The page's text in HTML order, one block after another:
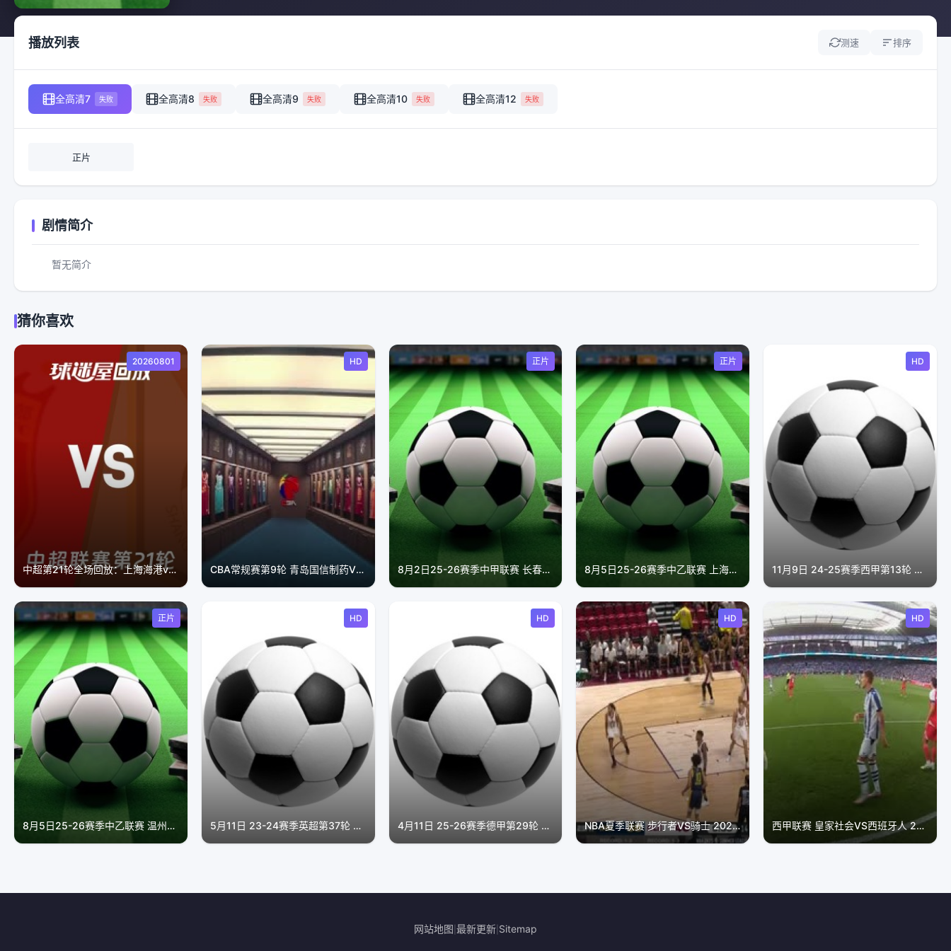
播放列表 测速 排序
全高清7 失败 全高清8 失败 全高清9 失败 全高清10 失败 全高清12 失败
正片
剧情简介
暂无简介
猜你喜欢
20260801
中超第21轮全场回放：上海海港vs山东泰山
HD
CBA常规赛第9轮 青岛国信制药VS深圳马可波罗 20241031
正片
8月2日25-26赛季中甲联赛 长春亚泰VS石家庄功夫
正片
8月5日25-26赛季中乙联赛 上海海港B队VS山西崇德荣海
HD
11月9日 24-25赛季西甲第13轮 巴列卡诺VS拉斯帕尔马斯
正片
8月5日25-26赛季中乙联赛 温州俱乐部VS贵州贵阳竞技
HD
5月11日 23-24赛季英超第37轮 伯恩茅斯VS布伦特福德
HD
4月11日 25-26赛季德甲第29轮 沃尔夫斯堡VS法兰克福
HD
NBA夏季联赛 步行者VS骑士 20240721
HD
西甲联赛 皇家社会VS西班牙人 20250825
网站地图 最新更新 Sitemap